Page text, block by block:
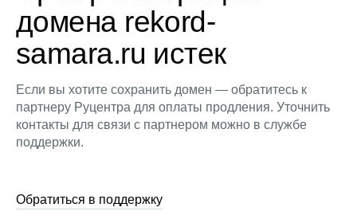
домена rekord-
samara.ru истек
Если вы хотите сохранить домен — обратитесь к
партнеру Руцентра для оплаты продления. Уточнить
контакты для связи с партнером можно в службе
поддержки.
Обратиться в поддержку